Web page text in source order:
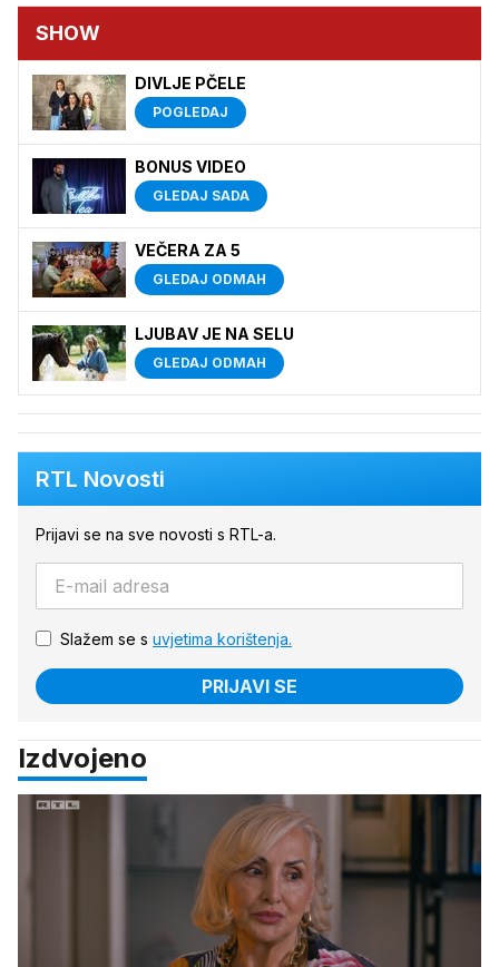
SHOW
DIVLJE PČELE
POGLEDAJ
BONUS VIDEO
GLEDAJ SADA
VEČERA ZA 5
GLEDAJ ODMAH
LJUBAV JE NA SELU
GLEDAJ ODMAH
RTL Novosti
Prijavi se na sve novosti s RTL-a.
Slažem se s uvjetima korištenja.
PRIJAVI SE
Izdvojeno